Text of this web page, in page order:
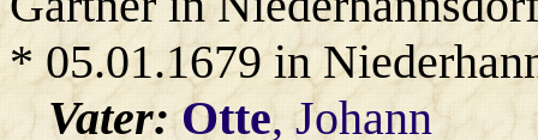
* 05.01.1679 in
Vater:Otte, Johann